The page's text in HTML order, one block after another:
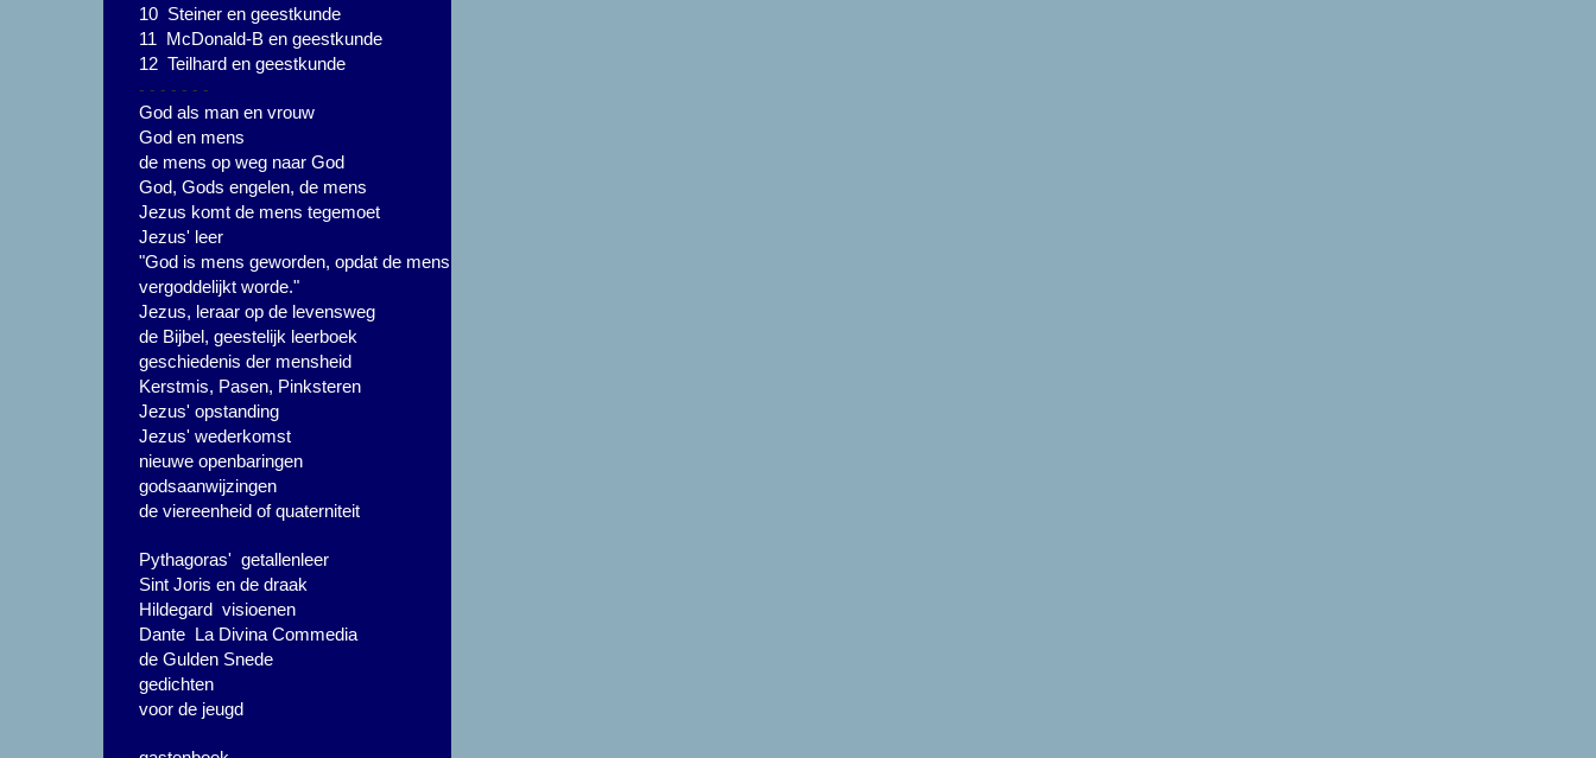
10 Steiner en geestkunde
11 McDonald-B en geestkunde
12 Teilhard en geestkunde
- - - - - - -
God als man en vrouw
God en mens
de mens op weg naar God
God, Gods engelen, de mens
Jezus komt de mens tegemoet
Jezus' leer
"God is mens geworden, opdat de mens
vergoddelijkt worde."
Jezus, leraar op de levensweg
de Bijbel, geestelijk leerboek
geschiedenis der mensheid
Kerstmis, Pasen, Pinksteren
Jezus' opstanding
Jezus' wederkomst
nieuwe openbaringen
godsaanwijzingen
de viereenheid of quaterniteit
Pythagoras' getallenleer
Sint Joris en de draak
Hildegard visioenen
Dante La Divina Commedia
de Gulden Snede
gedichten
voor de jeugd